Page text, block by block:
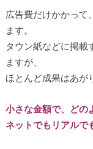
広告費だけかかって
ます。
タウン紙などに掲載
ますが、
ほとんど成果はあが
小さな金額で、どの
ネットでもリアルで